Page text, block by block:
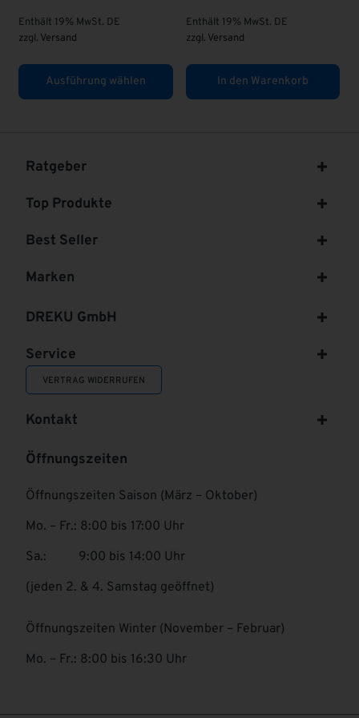
DE
In den Warenkorb
zzgl. Versand
In den
Ratgeber
Top Produkte
Best Seller
Marken
DREKU GmbH
Service
VERTRAG WIDERRUFEN
Kontakt
Öffnungszeiten
Öffnungszeiten Saison (März – Oktober)
Mo. – Fr.: 8:00 bis 17:00 Uhr
Sa.: 9:00 bis 14:00 Uhr
(jeden 2. & 4. Samstag geöffnet)
Öffnungszeiten Winter (November – Februar)
Mo. – Fr.: 8:00 bis 16:30 Uhr